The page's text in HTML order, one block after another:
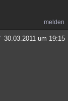
melden
30.03.2011 um 19:15